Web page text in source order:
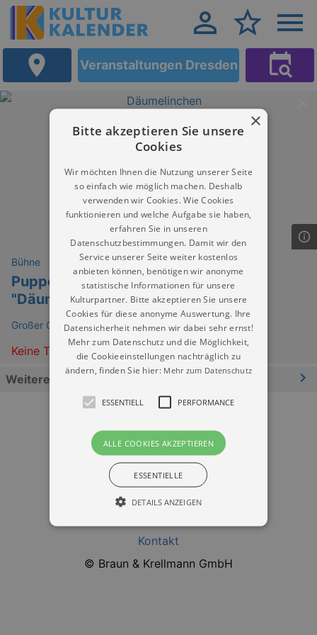
Veranstaltungen Dresden
Bühne
Puppentheater im Sonnenhäusel
"Däumelinchen"
Großer Garten & Parkeisenbahn Dresden
Keine Termine
Weitere Informationen
Datenschutz
Kontakt
© Braun & Krellmann GmbH
×
Bitte akzeptieren Sie unsere
Cookies
Wir möchten Ihnen die Nutzung unserer Seite
so einfach wie möglich machen. Deshalb
verwenden wir Cookies. Wie Cookies
funktionieren und welche Aufgabe sie haben,
erfahren Sie in unseren
Datenschutzbestimmungen. Damit wir den
Service unserer Seite weiter kostenlos
anbieten können, benötigen wir anonyme
statistische Informationen für unsere
Kulturpartner. Bitte akzeptieren Sie unsere
Cookies für diese anonyme Auswertung. Ihre
Datensicherheit nehmen wir dabei sehr ernst!
Mehr zum Datenschutz und die Möglichkeit,
die Cookieeinstellungen nachträglich zu
ändern, finden Sie hier: Mehr zum Datenschutz
ESSENTIELL PERFORMANCE
ALLE COOKIES AKZEPTIEREN
ESSENTIELLE
DETAILS ANZEIGEN